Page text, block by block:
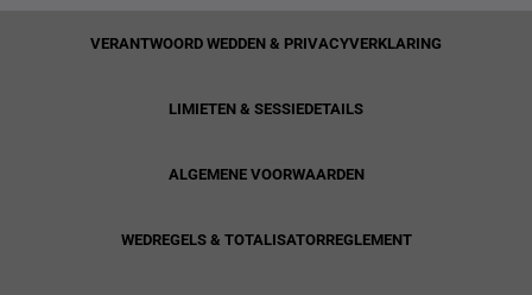
VERANTWOORD WEDDEN & PRIVACYVERKLARING
LIMIETEN & SESSIEDETAILS
ALGEMENE VOORWAARDEN
WEDREGELS & TOTALISATORREGLEMENT